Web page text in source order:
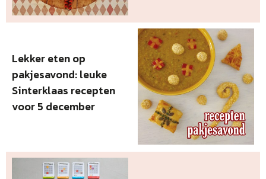
Lekker eten op
pakjesavond: leuke
Sinterklaas recepten
voor 5 december